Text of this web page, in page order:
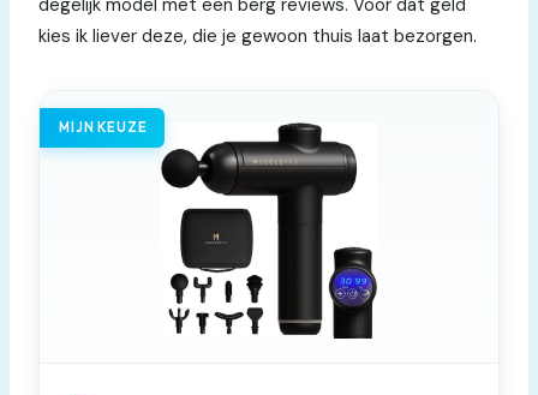
kies ik liever deze, die je gewoon thuis laat bezorgen.
MIJN KEUZE